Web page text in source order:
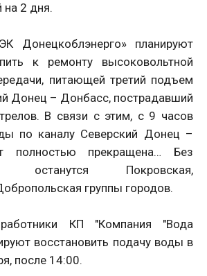
на 2 дня.
Донецкоблэнерго» планируют
к ремонту высоковольтной
питающей третий подъем
Донец – Донбасс, пострадавший
В связи с этим, с 9 часов
по каналу Северский Донец –
полностью прекращена… Без
останутся Покровская,
группы городов.
КП "Компания "Вода
восстановить подачу воды в
после 14:00.